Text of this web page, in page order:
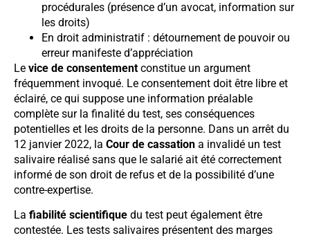
procédurales (présence d’un avocat, information sur
les droits)
En droit administratif : détournement de pouvoir ou
erreur manifeste d’appréciation
Le vice de consentement constitue un argument
fréquemment invoqué. Le consentement doit être libre et
éclairé, ce qui suppose une information préalable
complète sur la finalité du test, ses conséquences
potentielles et les droits de la personne. Dans un arrêt du
12 janvier 2022, la Cour de cassation a invalidé un test
salivaire réalisé sans que le salarié ait été correctement
informé de son droit de refus et de la possibilité d’une
contre-expertise.
La fiabilité scientifique du test peut également être
contestée. Les tests salivaires présentent des marges